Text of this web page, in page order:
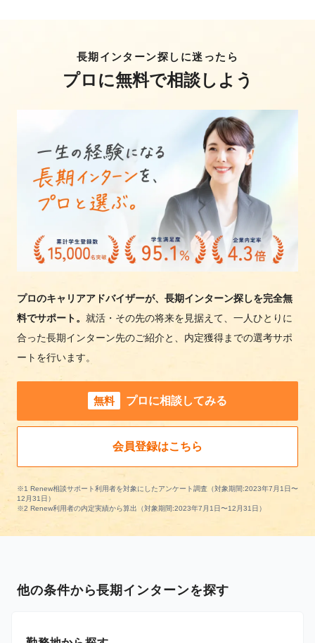
長期インターン探しに迷ったら
プロに無料で相談しよう
プロのキャリアアドバイザーが、長期インターン探しを完全無
料でサポート。 就活・その先の将来を見据えて、一人ひとりに
合った長期インターン先のご紹介と、内定獲得までの選考サポ
ートを行います。
無料 プロに相談してみる
会員登録はこちら
※1 Renew相談サポート利用者を対象にしたアンケート調査（対象期間:2023年7月1日〜
12月31日）
※2 Renew利用者の内定実績から算出（対象期間:2023年7月1日〜12月31日）
他の条件から長期インターンを探す